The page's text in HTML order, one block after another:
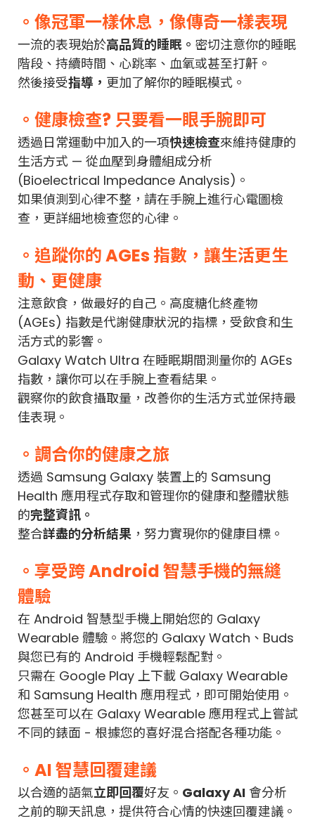
。像冠軍一樣休息，像傳奇一樣表現
一流的表現始於高品質的睡眠。 密切注意你的睡眠
階段、持續時間、心跳率、血氧或甚至打鼾。
然後接受指導， 更加了解你的睡眠模式。
。健康檢查? 只要看一眼手腕即可
透過日常運動中加入的一項快速檢查來維持健康的
生活方式 — 從血壓到身體組成分析
(Bioelectrical Impedance Analysis)。
如果偵測到心律不整，請在手腕上進行心電圖檢
查，更詳細地檢查您的心律。
。追蹤你的 AGEs 指數，讓生活更生
動、更健康
注意飲食，做最好的自己。高度糖化終產物
(AGEs) 指數是代謝健康狀況的指標，受飲食和生
活方式的影響。
Galaxy Watch Ultra 在睡眠期間測量你的 AGEs
指數，讓你可以在手腕上查看結果。
觀察你的飲食攝取量，改善你的生活方式並保持最
佳表現。
。調合你的健康之旅
透過 Samsung Galaxy 裝置上的 Samsung
Health 應用程式存取和管理你的健康和整體狀態
的完整資訊。
整合詳盡的分析結果 ，努力實現你的健康目標。
。享受跨 Android 智慧手機的無縫
體驗
在 Android 智慧型手機上開始您的 Galaxy
Wearable 體驗。將您的 Galaxy Watch、Buds
與您已有的 Android 手機輕鬆配對。
只需在 Google Play 上下載 Galaxy Wearable
和 Samsung Health 應用程式，即可開始使用。
您甚至可以在 Galaxy Wearable 應用程式上嘗試
不同的錶面 - 根據您的喜好混合搭配各種功能。
。AI 智慧回覆建議
以合適的語氣立即回覆好友。 Galaxy AI 會分析
之前的聊天訊息，提供符合心情的快速回覆建議。